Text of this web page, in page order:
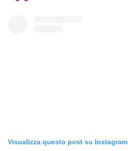
Visualizza questo post su Instagram